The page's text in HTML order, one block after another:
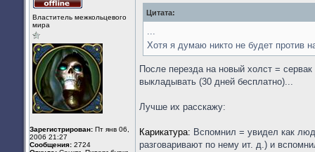
в
Властитель межкольцевого
мира
Зарегистрирован: Пт янв 06,
2006 21:27
Сообщения: 2724
Цитата:
Хотя я думаю никто не будет против
После перезда на новый холст =
выкладывать (30 дней бесплатно)...
Лучше их расскажу:
Карикатура: Вспомнил = увидел как
разговаривают по нему ит. д.) и